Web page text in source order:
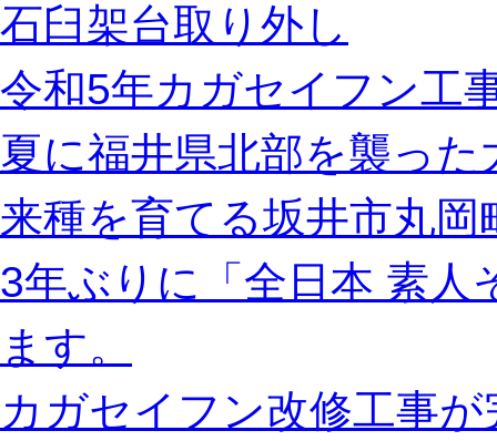
石臼架台取り外し
令和5年カガセイフン工
夏に福井県北部を襲っ
来種を育てる坂井市丸岡
3年ぶりに「全日本 素人
ます。
カガセイフン改修工事